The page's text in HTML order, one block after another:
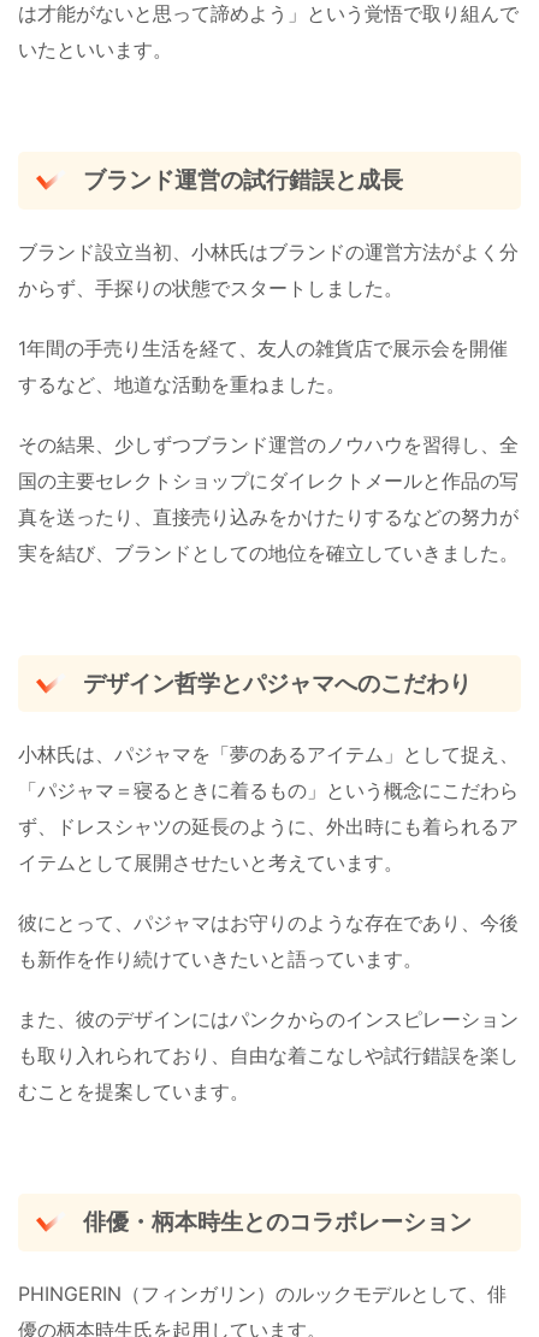
は才能がないと思って諦めよう」という覚悟で取り組んで
いたといいます。
ブランド運営の試行錯誤と成長
ブランド設立当初、小林氏はブランドの運営方法がよく分
からず、手探りの状態でスタートしました。
1年間の手売り生活を経て、友人の雑貨店で展示会を開催
するなど、地道な活動を重ねました。
その結果、少しずつブランド運営のノウハウを習得し、全
国の主要セレクトショップにダイレクトメールと作品の写
真を送ったり、直接売り込みをかけたりするなどの努力が
実を結び、ブランドとしての地位を確立していきました。
デザイン哲学とパジャマへのこだわり
小林氏は、パジャマを「夢のあるアイテム」として捉え、
「パジャマ＝寝るときに着るもの」という概念にこだわら
ず、ドレスシャツの延長のように、外出時にも着られるア
イテムとして展開させたいと考えています。
彼にとって、パジャマはお守りのような存在であり、今後
も新作を作り続けていきたいと語っています。
また、彼のデザインにはパンクからのインスピレーション
も取り入れられており、自由な着こなしや試行錯誤を楽し
むことを提案しています。
俳優・柄本時生とのコラボレーション
PHINGERIN（フィンガリン）のルックモデルとして、俳
優の柄本時生氏を起用しています。